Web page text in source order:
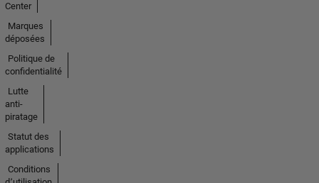
Center
Marques
déposées
Politique de
confidentialité
Lutte
anti-
piratage
Statut des
applications
Conditions